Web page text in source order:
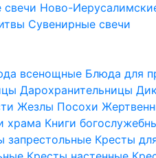
свечи Ново-
Сувенирные свечи
всенощные Блюда для
Дарохранительницы
Жезлы Посохи
храма Книги
запрестольные Кресты